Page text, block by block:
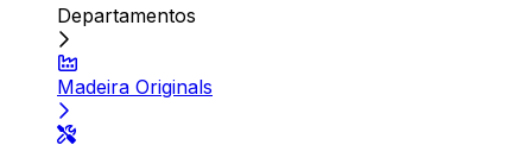
Departamentos
Madeira Originals